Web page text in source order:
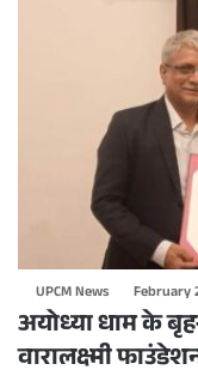
UPCM News February
अयोध्या धाम के
वारालक्ष्मी